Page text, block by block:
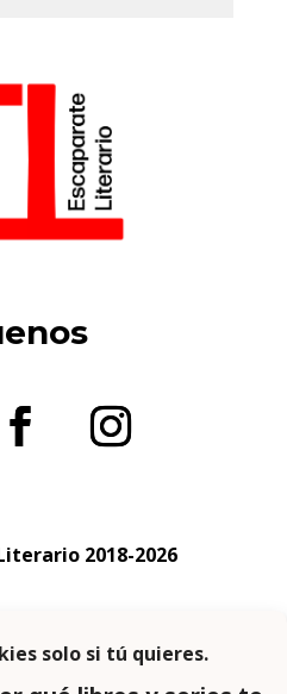
2018-2026